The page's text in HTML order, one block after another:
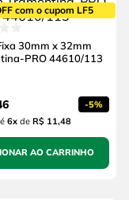
com o cupom LF5
30mm x 32mm
PRO 44610/113
-5%
6xde R$ 11,48
AO CARRINHO